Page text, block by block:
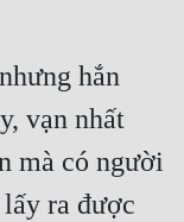
hắn
vạn nhất
mà có người
ra được